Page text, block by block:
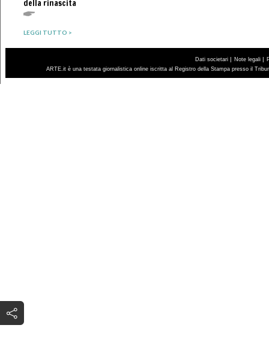
della rinascita
LEGGI TUTTO >
Dati societari | Note legali |
ARTE.it è una testata giornalistica online iscritta al Registro della Stampa presso il